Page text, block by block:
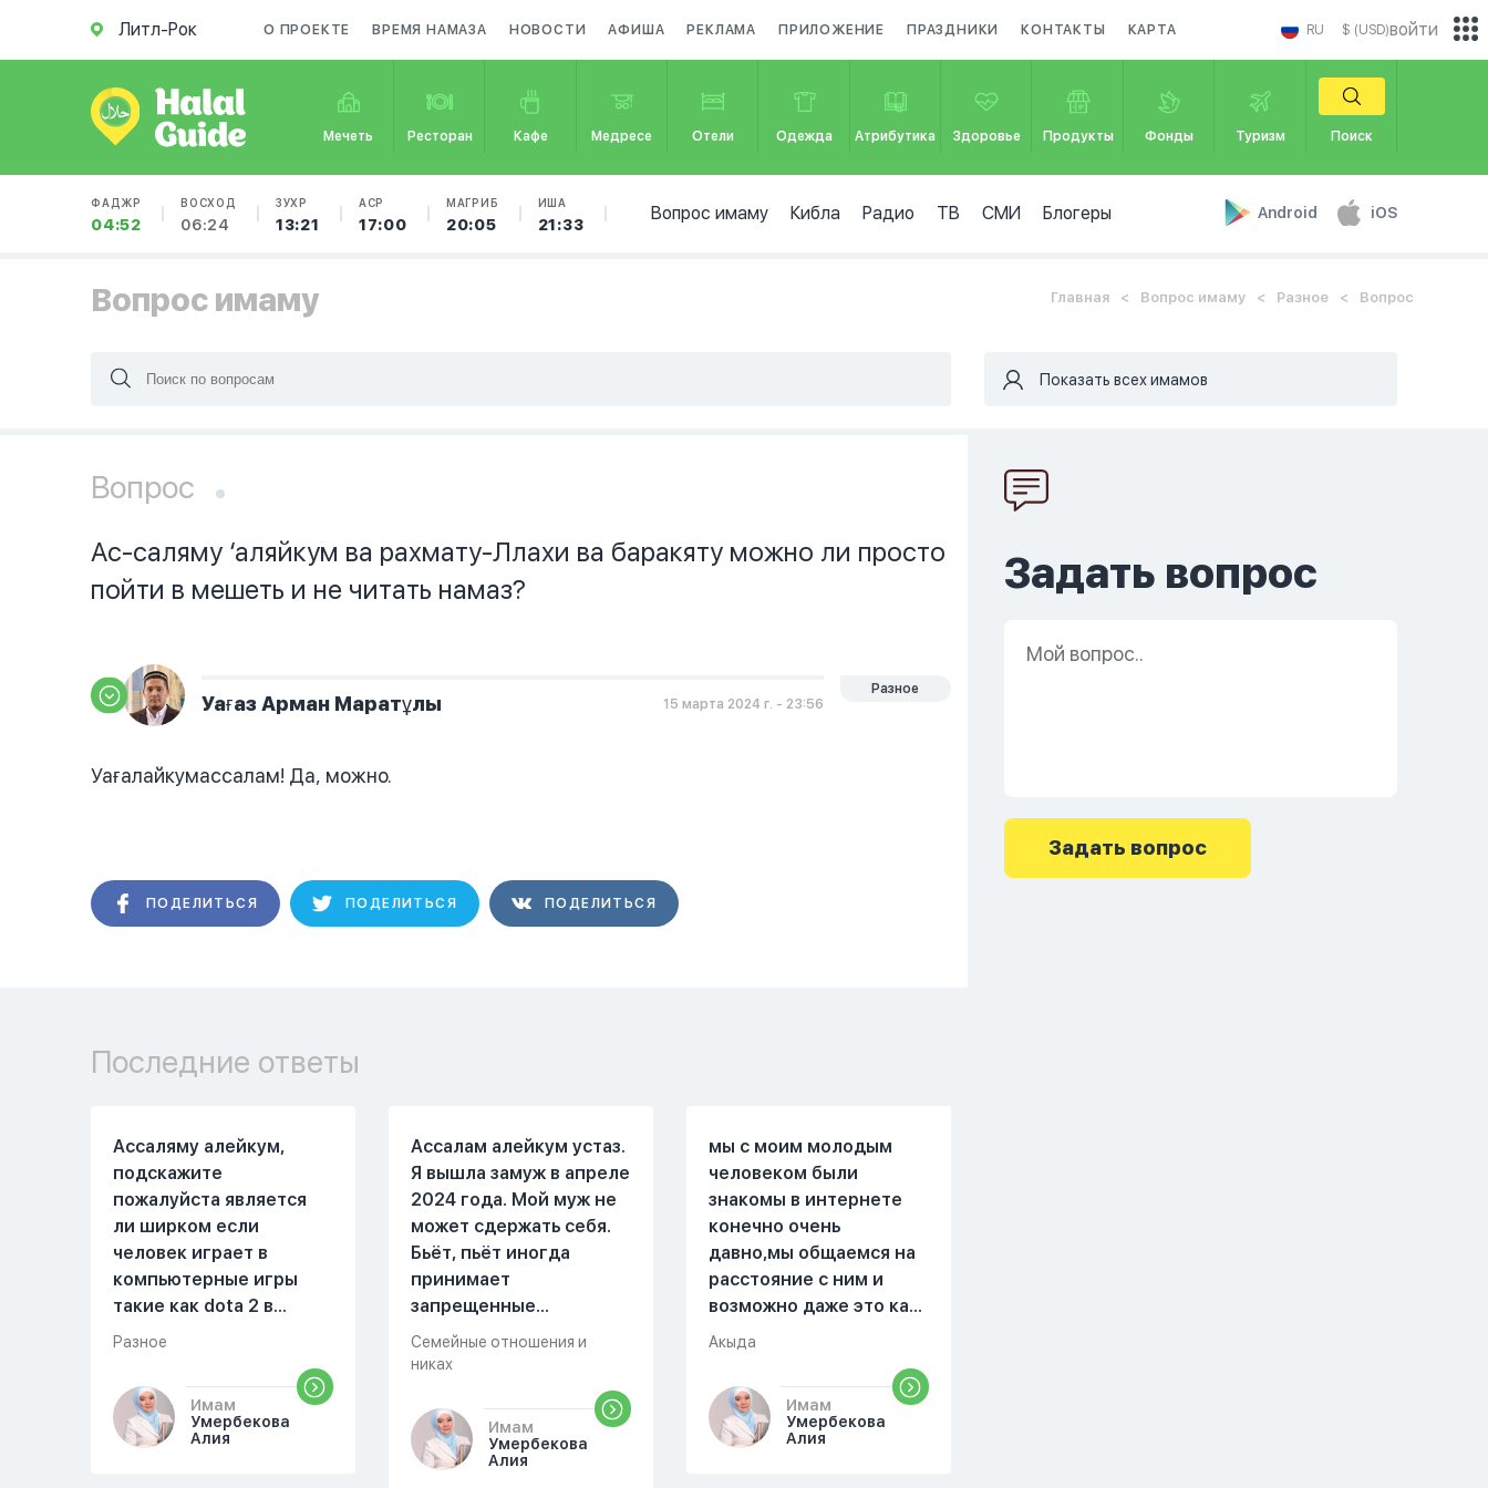
Литл-Рок О ПРОЕКТЕ ВРЕМЯ НАМАЗА НОВОСТИ АФИША РЕКЛАМА ПРИЛОЖЕНИЕ ПРАЗДНИКИ КОНТАКТЫ КАРТА RU $ (USD)
Мечеть Ресторан Кафе Медресе Отели Одежда Атрибутика Здоровье Продукты Фонды Туризм Поиск
ФАДЖР
04:52
ВОСХОД
06:24
ЗУХР
13:21
АСР
17:00
МАГРИБ
20:05
ИША
21:33
Вопрос имаму Кибла Радио ТВ СМИ Блогеры Android iOS
войти
Вопрос имаму Главная Вопрос имаму Разное Вопрос
Показать всех имамов
Вопрос
Ас-саляму ‘аляйкум ва рахмату-Ллахи ва баракяту можно ли просто
пойти в мешеть и не читать намаз?
Уағаз Арман Маратұлы 15 марта 2024 г. - 23:56
Разное
Уағалайкумассалам! Да, можно.
ПОДЕЛИТЬСЯ ПОДЕЛИТЬСЯ ПОДЕЛИТЬСЯ
Задать вопрос
Последние ответы
Ассаляму алейкум,
подскажите
пожалуйста является
ли ширком если
человек играет в
компьютерные игры
такие как dota 2 в
которых присутствует
идолопоклонство,
такие надписи как
«богоподобие»,
Разное
Имам
Умербекова
Алия
Ассалам алейкум устаз.
Я вышла замуж в апреле
2024 года. Мой муж не
может сдержать себя.
Бьёт, пьёт иногда
принимает
запрещенные
вещества. Он стал
избивать меня уже на
совместной жизни.
Причины были разные."
Я вышла в магазин, не
Семейные отношения и
никах
Имам
Умербекова
Алия
мы с моим молодым
человеком были
знакомы в интернете
конечно очень
давно,мы общаемся на
расстояние с ним и
возможно даже это как
то помешало,знаю о 17
прочитать два раза
истихар намаз,первый
раз я прочитала до
Акыда
Имам
Умербекова
Алия